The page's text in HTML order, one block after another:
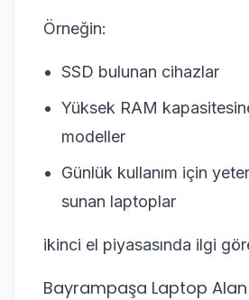
Örneğin:
SSD bulunan cihazlar
Yüksek RAM
modeller
Günlük kullanım için
sunan laptoplar
ikinci el piyasasında ilgi
Bayrampaşa Laptop Alan